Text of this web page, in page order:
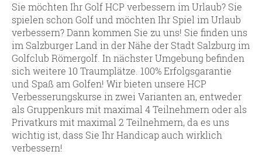
Sie möchten Ihr Golf HCP verbessern im Urlaub? Sie
spielen schon Golf und möchten Ihr Spiel im Urlaub
verbessern? Dann kommen Sie zu uns! Sie finden uns
im Salzburger Land in der Nähe der Stadt Salzburg im
Golfclub Römergolf. In nächster Umgebung befinden
sich weitere 10 Traumplätze. 100% Erfolgsgarantie
und Spaß am Golfen! Wir bieten unsere HCP
Verbesserungskurse in zwei Varianten an, entweder
als Gruppenkurs mit maximal 4 Teilnehmern oder als
Privatkurs mit maximal 2 Teilnehmern, da es uns
wichtig ist, dass Sie Ihr Handicap auch wirklich
verbessern!